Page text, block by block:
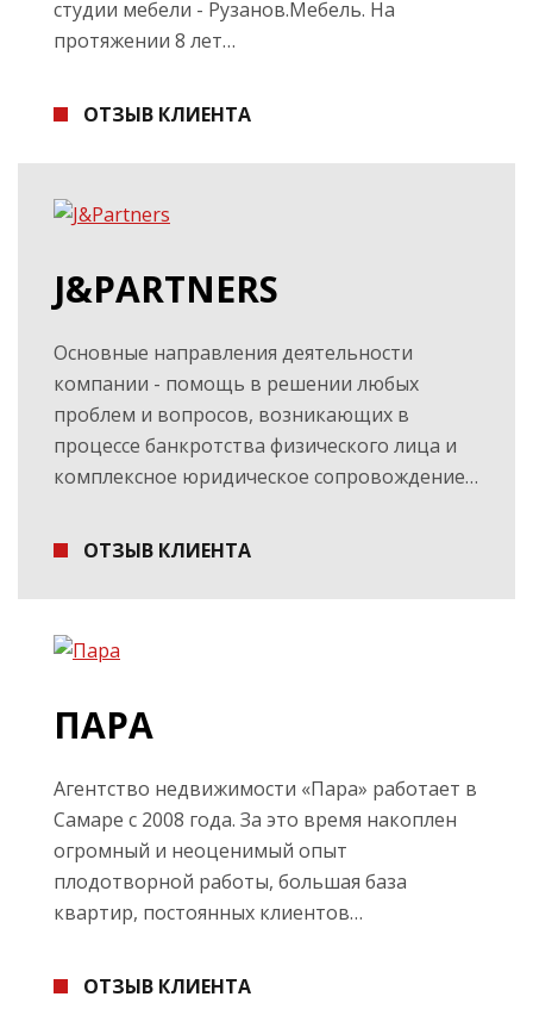
студии мебели - Рузанов.Мебель. На
протяжении 8 лет…
ОТЗЫВ КЛИЕНТА
J&PARTNERS
Основные направления деятельности
компании - помощь в решении любых
проблем и вопросов, возникающих в
процессе банкротства физического лица и
комплексное юридическое сопровождение…
ОТЗЫВ КЛИЕНТА
ПАРА
Агентство недвижимости «Пара» работает в
Самаре с 2008 года. За это время накоплен
огромный и неоценимый опыт
плодотворной работы, большая база
квартир, постоянных клиентов…
ОТЗЫВ КЛИЕНТА